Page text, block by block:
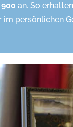
an. So
persönlichen